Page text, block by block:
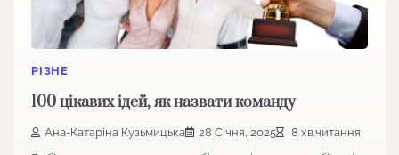
РІЗНЕ
100 цікавих ідей, як назвати команду
Ана-Катаріна Кузьмицька 28 Січня, 2025
8 хв.читання